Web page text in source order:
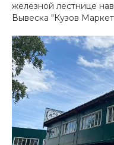
железной лестнице
Вывеска "Кузов